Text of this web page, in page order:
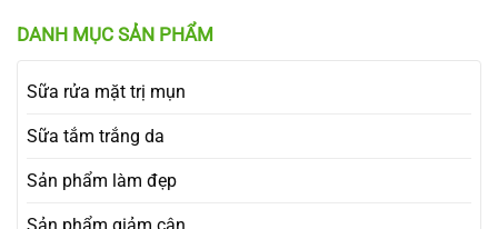
DANH MỤC SẢN PHẨM
Sữa rửa mặt trị mụn
Sữa tắm trắng da
Sản phẩm làm đẹp